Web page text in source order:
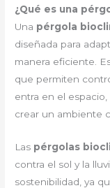
¿Qué es una
Una pérgola
diseñada para
manera eficiente.
que permiten
entra en el
crear un ambiente
Las pérgolas
contra el sol y la
sostenibilidad, ya